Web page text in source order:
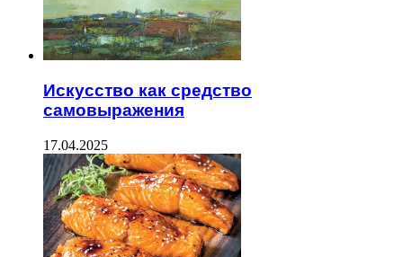
Искусство как средство
самовыражения
17.04.2025